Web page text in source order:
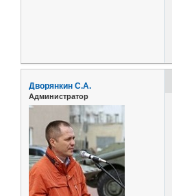
Дворянкин С.А.
Администратор